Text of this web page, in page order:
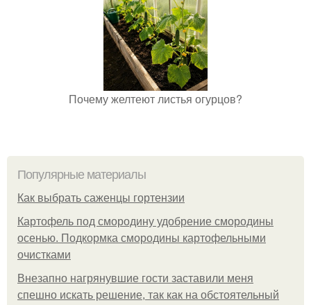
Почему желтеют листья огурцов?
Популярные материалы
Как выбрать саженцы гортензии
Картофель под смородину удобрение смородины
осенью. Подкормка смородины картофельными
очистками
Внезапно нагрянувшие гости заставили меня
спешно искать решение, так как на обстоятельный